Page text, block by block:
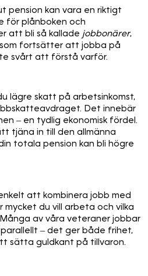
kan vara en riktigt
för plånboken och
att bli så kallade jobbonärer,
fortsätter att jobba på
svårt att förstå varför.
lägre skatt på arbetsinkomst,
Det innebär
– en tydlig ekonomisk fördel.
tjäna in till den allmänna
totala pension kan bli högre
att kombinera jobb med
mycket du vill arbeta och vilka
av våra veteraner jobbar
– det ger både frihet,
sätta guldkant på tillvaron.